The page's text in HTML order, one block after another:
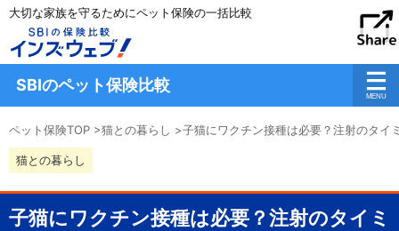
大切な家族を守るためにペット保険の一括比較
SBIのペット保険比較
ペット保険TOP >猫との暮らし >子猫にワクチン接種は必要？注射のタイ
猫との暮らし
子猫にワクチン接種は必要？注射のタイミ